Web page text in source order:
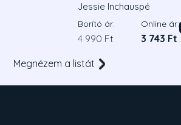
mellyel lefogyhatunk és
visszanyerhetjük az
energiánk
Jessie Inchauspé
Borító ár:
4 990 Ft
Online ár:
3 743 Ft
Megnézem a listát